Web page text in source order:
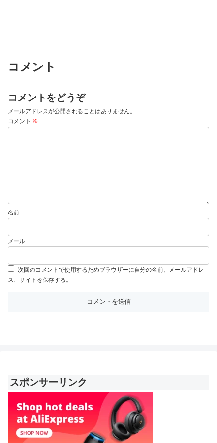
コメント
コメントをどうぞ
メールアドレスが公開されることはありません。
コメント ※
名前
メール
次回のコメントで使用するためブラウザーに自分の名前、メールアドレ
ス、サイトを保存する。
スポンサーリンク